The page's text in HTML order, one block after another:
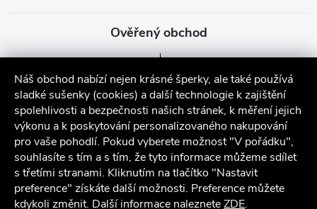
Náš obchod nabízí nejen krásné šperky, ale také používá
sladké sušenky (cookies) a další technologie k zajištění
spolehlivosti a bezpečnosti našich stránek, k měření jejich
výkonu a k poskytování personalizovaného nakupování
pro vaše pohodlí. Pokud vyberete možnost "V pořádku",
souhlasíte s tím a s tím, že tyto informace můžeme sdílet
s třetími stranami. Kliknutím na tlačítko "Nastavit
preference" získáte další možnosti. Preference můžete
kdykoli změnit. Další informace nalezneteZDE.
Ověřený obchod